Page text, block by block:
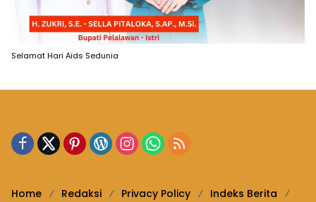
Selamat Hari Aids Sedunia
Home Redaksi Privacy Policy Indeks Berita